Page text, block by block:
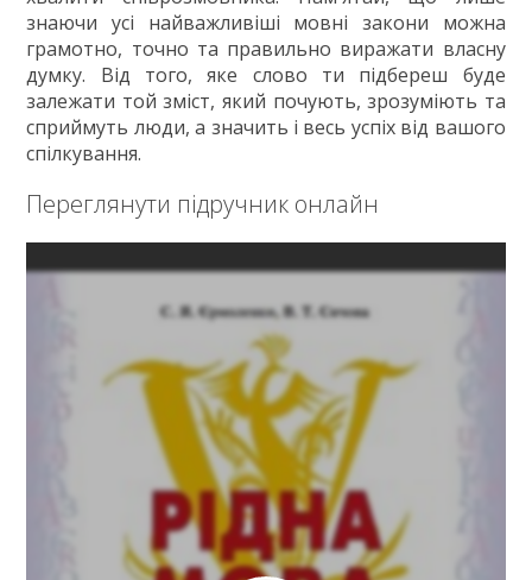
знаючи усі найважливіші мовні закони можна
грамотно, точно та правильно виражати власну
думку. Від того, яке слово ти підбереш буде
залежати той зміст, який почують, зрозуміють та
сприймуть люди, а значить і весь успіх від вашого
спілкування.
Переглянути підручник онлайн